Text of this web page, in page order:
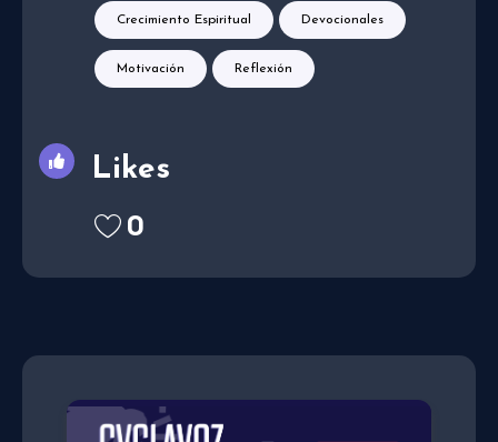
Crecimiento Espiritual Devocionales
Motivación Reflexión
Likes
0